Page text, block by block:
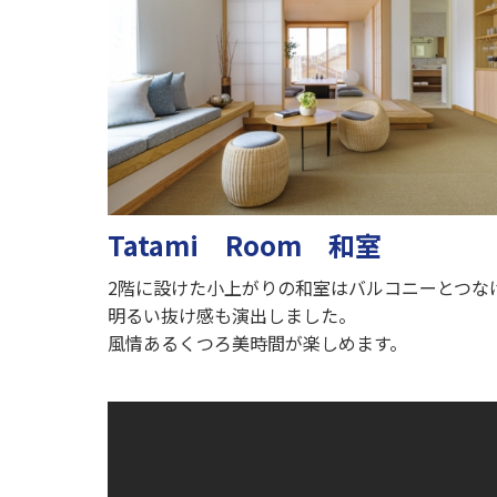
Tatami Room 和室
2階に設けた小上がりの和室はバルコニーとつな
明るい抜け感も演出しました。
風情あるくつろ美時間が楽しめます。